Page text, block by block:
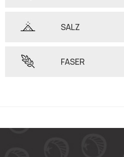
SALZ
FASER